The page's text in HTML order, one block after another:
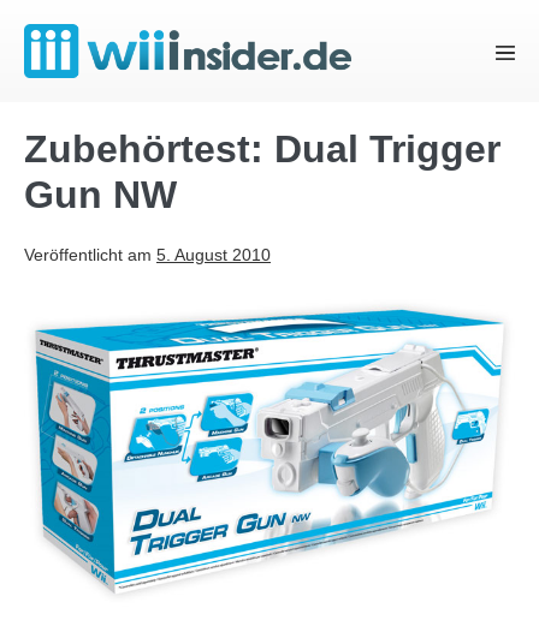
Inhalt
springen
Zubehörtest: Dual Trigger
Gun NW
Veröffentlicht am 5. August 2010